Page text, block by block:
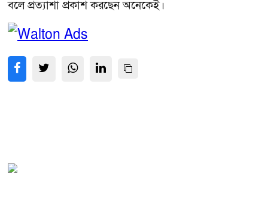
বলে প্রত্যাশা প্রকাশ করছেন অনেকেই।